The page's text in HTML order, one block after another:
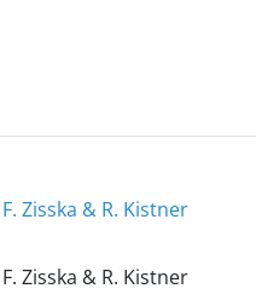
Zisska & R. Kistner
Zisska & R. Kistner